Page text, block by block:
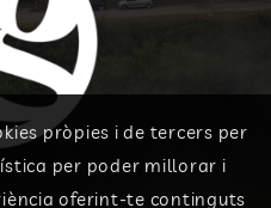
pròpies i de tercers per
per poder millorar i
oferint-te continguts